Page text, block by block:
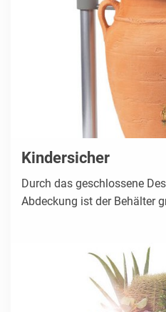
Kindersicher
Durch das geschlossene
Abdeckung ist der Behälter